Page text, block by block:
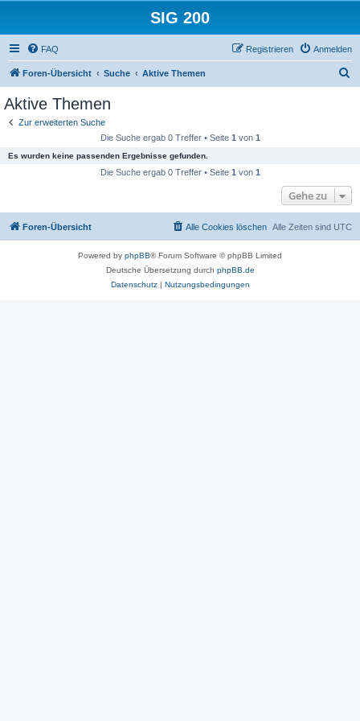
SIG 200
FAQ Anmelden
Registrieren
Foren-Übersicht Suche Aktive Themen
Aktive Themen
Zur erweiterten Suche
Die Suche ergab 0 Treffer • Seite 1 von 1
Es wurden keine passenden Ergebnisse gefunden.
Die Suche ergab 0 Treffer • Seite 1 von 1
Gehe zu
Foren-Übersicht Alle Zeiten sind UTC
Alle Cookies löschen
Powered by phpBB® Forum Software © phpBB Limited
Deutsche Übersetzung durch phpBB.de
Datenschutz| Nutzungsbedingungen